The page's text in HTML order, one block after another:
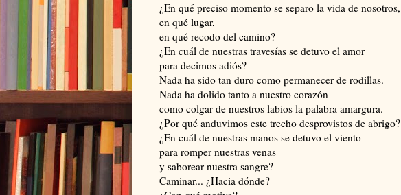
¿En qué preciso momento se separo la vida de nosotros,
en qué lugar,
en qué recodo del camino?
¿En cuál de nuestras travesías se detuvo el amor
para decimos adiós?
Nada ha sido tan duro como permanecer de rodillas.
Nada ha dolido tanto a nuestro corazón
como colgar de nuestros labios la palabra amargura.
¿Por qué anduvimos este trecho desprovistos de abrigo?
¿En cuál de nuestras manos se detuvo el viento
para romper nuestras venas
y saborear nuestra sangre?
Caminar... ¿Hacia dónde?